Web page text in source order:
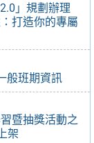
」規劃辦理
打造你的專屬
般班期資訊
暨抽獎活動之
架